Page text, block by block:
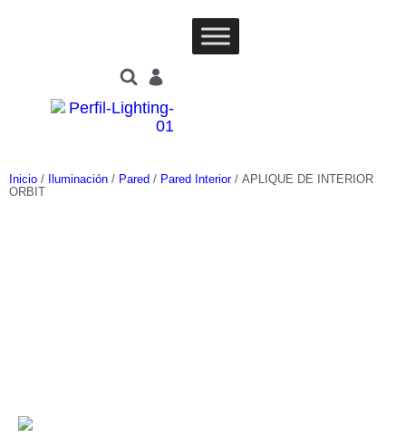
Inicio / Iluminación / Pared / Pared Interior/ APLIQUE DE INTERIOR
ORBIT